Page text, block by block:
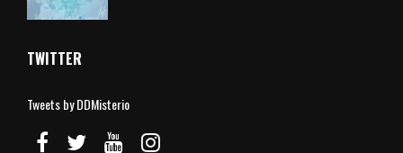
TWITTER
Tweets by DDMisterio